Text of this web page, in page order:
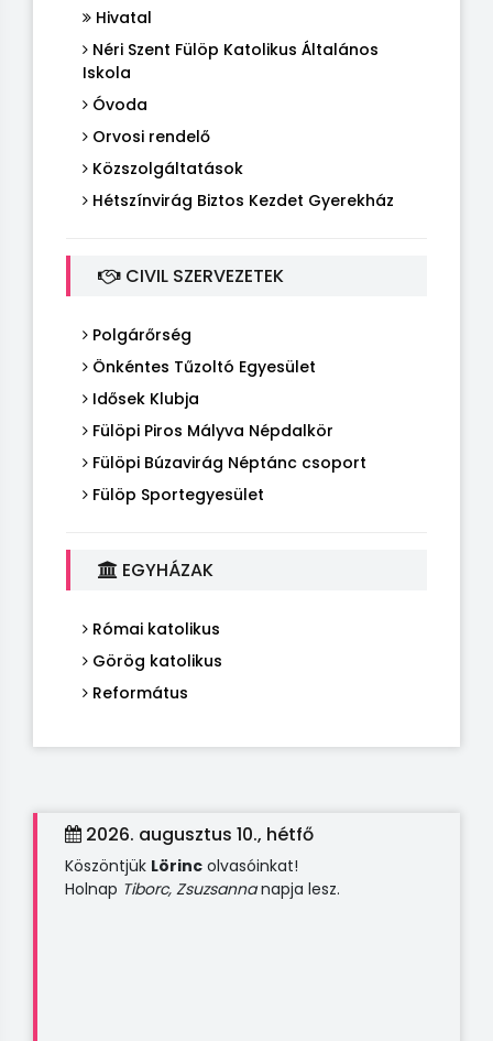
Hivatal
Néri Szent Fülöp Katolikus Általános
Iskola
Óvoda
Orvosi rendelő
Közszolgáltatások
Hétszínvirág Biztos Kezdet Gyerekház
CIVIL SZERVEZETEK
Polgárőrség
Önkéntes Tűzoltó Egyesület
Idősek Klubja
Fülöpi Piros Mályva Népdalkör
Fülöpi Búzavirág Néptánc csoport
Fülöp Sportegyesület
EGYHÁZAK
Római katolikus
Görög katolikus
Református
2026. augusztus 10., hétfő
Köszöntjük Lörinc olvasóinkat!
Holnap Tiborc, Zsuzsannanapja lesz.